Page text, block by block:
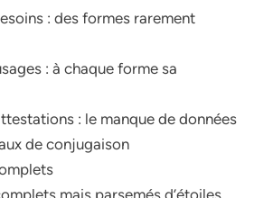
: des formes rarement
: à chaque forme sa
: le manque de données
de conjugaison
mais parsemés d’étoiles